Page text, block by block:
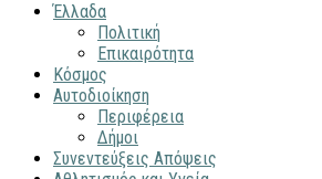
Έλλαδα
Πολιτική
Επικαιρότητα
Κόσμος
Αυτοδιοίκηση
Περιφέρεια
Δήμοι
Συνεντεύξεις Απόψεις